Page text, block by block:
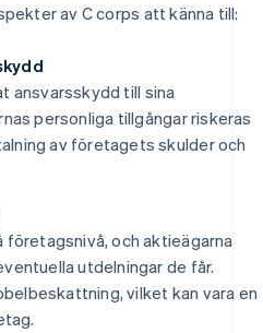
av C corps att känna till:
ansvarsskydd till sina
personliga tillgångar riskeras
av företagets skulder och
och aktieägarna
utdelningar de får.
vilket kan vara en